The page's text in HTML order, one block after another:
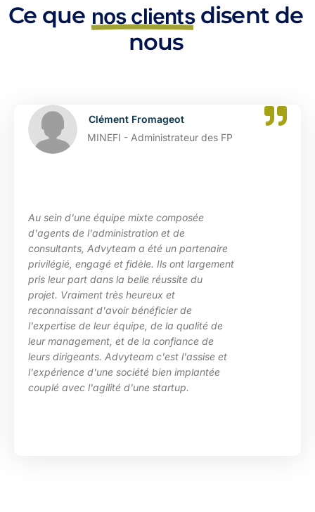
Ce que nos clientsdisent de
nous
Clément Fromageot
MINEFI - Administrateur des FP
Au sein d'une équipe mixte composée
d'agents de l'administration et de
consultants, Advyteam a été un partenaire
privilégié, engagé et fidèle. Ils ont largement
pris leur part dans la belle réussite du
projet. Vraiment très heureux et
reconnaissant d'avoir bénéficier de
l'expertise de leur équipe, de la qualité de
leur management, et de la confiance de
leurs dirigeants. Advyteam c'est l'assise et
l'expérience d'une société bien implantée
couplé avec l'agilité d'une startup.